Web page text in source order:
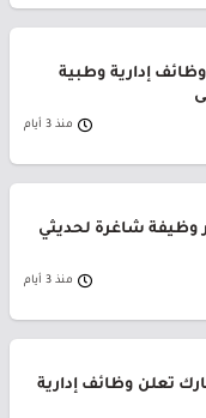
إدارية وطبية
منذ 3 أيام
وظيفة شاغرة لحديثي
منذ 3 أيام
تعلن وظائف إدارية